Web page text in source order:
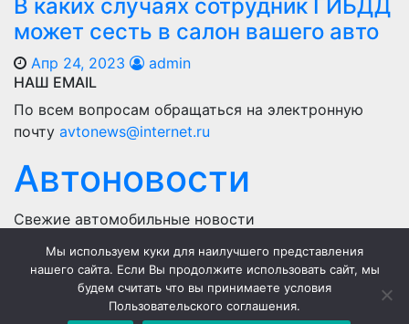
В каких случаях сотрудник ГИБДД
может сесть в салон вашего авто
Апр 24, 2023
admin
НАШ EMAIL
По всем вопросам обращаться на электронную
почту avtonews@internet.ru
Автоновости
Свежие автомобильные новости
Home
Политика конфиденциальности
Пользовательское соглашение
Мы используем куки для наилучшего представления
нашего сайта. Если Вы продолжите использовать сайт, мы
будем считать что вы принимаете условия
Пользовательского соглашения.